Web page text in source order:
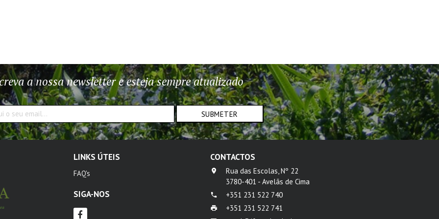
a nossa newsletter e esteja sempre atualizado
SUBMETER
LINKS ÚTEIS
FAQ's
SIGA-NOS
CONTACTOS
Rua das Escolas, Nº 22
3780-401 - Avelãs de Cima
+351 231 522 740
+351 231 522 741